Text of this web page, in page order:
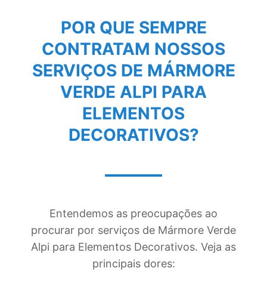
POR QUE SEMPRE
CONTRATAM NOSSOS
SERVIÇOS DE MÁRMORE
VERDE ALPI PARA
ELEMENTOS
DECORATIVOS?
Entendemos as preocupações ao
procurar por serviços de Mármore Verde
Alpi para Elementos Decorativos. Veja as
principais dores: